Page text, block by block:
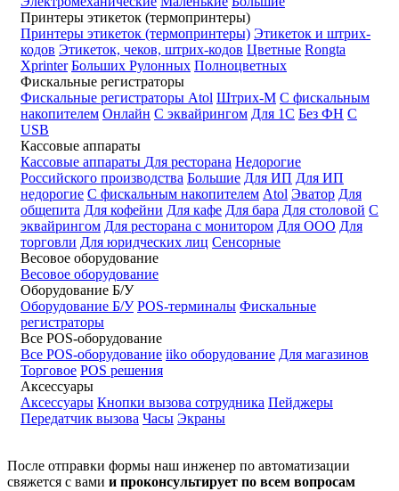
Принтеры этикеток (термопринтеры)
Принтеры этикеток (термопринтеры) Этикеток и штрих-
кодов Этикеток, чеков, штрих-кодов Цветные Rongta
Xprinter Больших Рулонных Полноцветных
Фискальные регистраторы
Фискальные регистраторы Atol Штрих-М С фискальным
накопителем Онлайн С эквайрингом Для 1С Без ФН С
USB
Кассовые аппараты
Кассовые аппараты Для ресторана Недорогие
Российского производства Большие Для ИП Для ИП
недорогие С фискальным накопителем Atol Эватор Для
общепита Для кофейни Для кафе Для бара Для столовой С
эквайрингом Для ресторана с монитором Для ООО Для
торговли Для юридческих лиц Сенсорные
Весовое оборудование
Весовое оборудование
Оборудование Б/У
Оборудование Б/У POS-терминалы Фискальные
регистраторы
Все POS-оборудование
Все POS-оборудование iiko оборудование Для магазинов
Торговое POS решения
Аксессуары
Аксессуары Кнопки вызова сотрудника Пейджеры
Передатчик вызова Часы Экраны
После отправки формы наш инженер по автоматизации
свяжется с вами и проконсультирует по всем вопросам